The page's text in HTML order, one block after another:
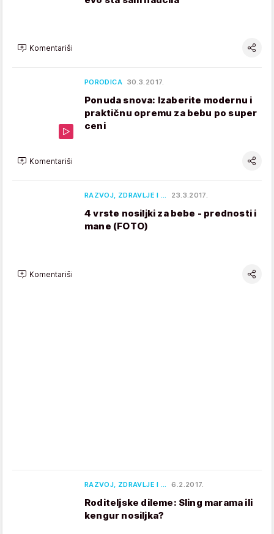
Komentariši
PORODICA 30.3.2017.
Ponuda snova: Izaberite modernu i
praktičnu opremu za bebu po super
ceni
Komentariši
RAZVOJ, ZDRAVLJE I … 23.3.2017.
4 vrste nosiljki za bebe - prednosti i
mane (FOTO)
Komentariši
RAZVOJ, ZDRAVLJE I … 6.2.2017.
Roditeljske dileme: Sling marama ili
kengur nosiljka?